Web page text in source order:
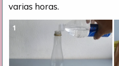
varias horas.